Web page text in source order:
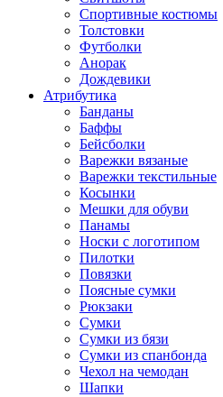
Спортивные костюмы
Толстовки
Футболки
Анорак
Дождевики
Атрибутика
Банданы
Баффы
Бейсболки
Варежки вязаные
Варежки текстильные
Косынки
Мешки для обуви
Панамы
Носки с логотипом
Пилотки
Повязки
Поясные сумки
Рюкзаки
Сумки
Сумки из бязи
Сумки из спанбонда
Чехол на чемодан
Шапки